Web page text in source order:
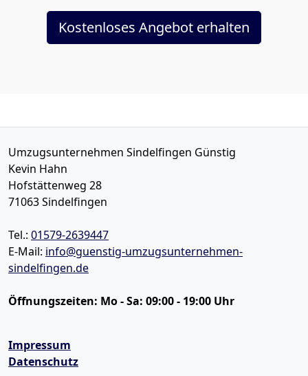
Kostenloses Angebot erhalten
Umzugsunternehmen Sindelfingen Günstig
Kevin Hahn
Hofstättenweg 28
71063Sindelfingen
Tel.: 01579-2639447
E-Mail: info@guenstig-umzugsunternehmen-
sindelfingen.de
Öffnungszeiten: Mo - Sa: 09:00 - 19:00 Uhr
Impressum
Datenschutz